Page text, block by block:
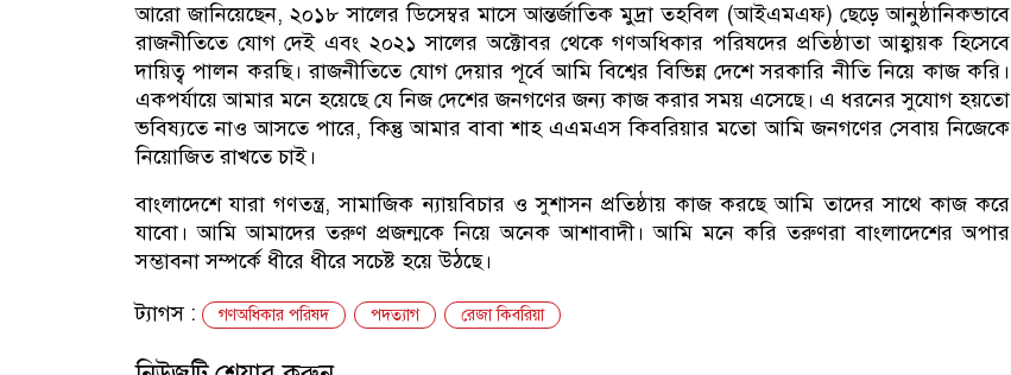
আরো জানিয়েছেন, ২০১৮ সালের ডিসেম্বর মাসে আন্তর্জাতিক মুদ্রা তহবিল (আইএমএফ) ছেড়ে আনুষ্ঠানিকভাবে
রাজনীতিতে যোগ দেই এবং ২০২১ সালের অক্টোবর থেকে গণঅধিকার পরিষদের প্রতিষ্ঠাতা আহ্বায়ক হিসেবে
দায়িত্ব পালন করছি। রাজনীতিতে যোগ দেয়ার পূর্বে আমি বিশ্বের বিভিন্ন দেশে সরকারি নীতি নিয়ে কাজ করি।
একপর্যায়ে আমার মনে হয়েছে যে নিজ দেশের জনগণের জন্য কাজ করার সময় এসেছে। এ ধরনের সুযোগ হয়তো
ভবিষ্যতে নাও আসতে পারে, কিন্তু আমার বাবা শাহ এএমএস কিবরিয়ার মতো আমি জনগণের সেবায় নিজেকে
নিয়োজিত রাখতে চাই।
বাংলাদেশে যারা গণতন্ত্র, সামাজিক ন্যায়বিচার ও সুশাসন প্রতিষ্ঠায় কাজ করছে আমি তাদের সাথে কাজ করে
যাবো। আমি আমাদের তরুণ প্রজন্মকে নিয়ে অনেক আশাবাদী। আমি মনে করি তরুণরা বাংলাদেশের অপার
সম্ভাবনা সম্পর্কে ধীরে ধীরে সচেষ্ট হয়ে উঠছে।
ট্যাগস :
গণঅধিকার পরিষদ পদত্যাগ রেজা কিবরিয়া